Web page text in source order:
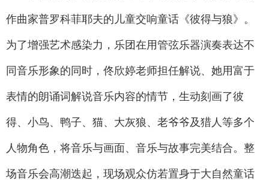
作曲家普罗科菲耶夫的儿童交响童话《彼得与狼》。
为了增强艺术感染力，乐团在用管弦乐器演奏表达不
同音乐形象的同时，佟欣婷老师担任解说、她用富于
表情的朗诵词解说音乐内容的情节，生动刻画了彼
得、小鸟、鸭子、猫、大灰狼、老爷爷及猎人等多个
人物角色，将音乐与画面、音乐与故事完美结合。整
场音乐会高潮迭起，现场观众仿若置身于大自然童话